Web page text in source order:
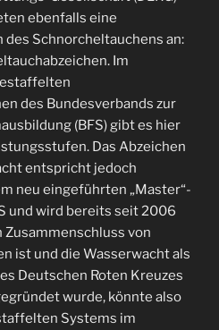
ebenfalls eine
des Schnorcheltauchens an:
Im
des Bundesverbands zur
(BFS) gibt es hier
Das Abzeichen
entspricht jedoch
neu eingeführten „Master“-
und wird bereits seit 2006
Zusammenschluss von
ist und die Wasserwacht als
Deutschen Roten Kreuzes
wurde, könnte also
Systems im